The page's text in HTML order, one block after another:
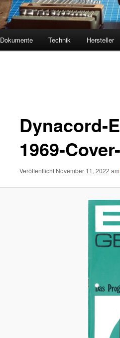
Dokumente Technik Hersteller
Dynacord-
1969-
Veröffentlicht November 11, 2022 am